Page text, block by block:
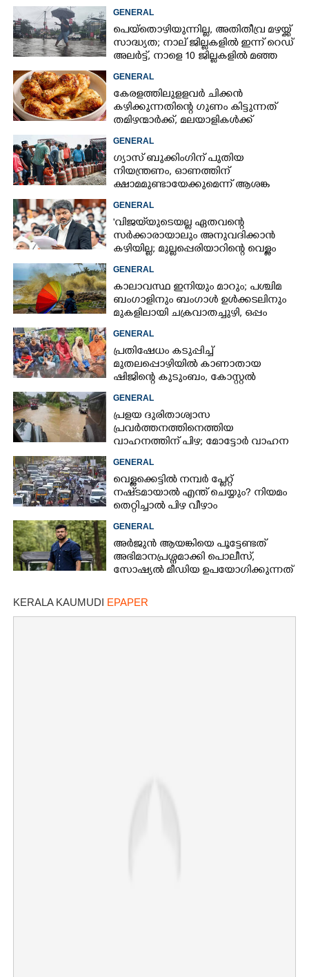
GENERAL
പെയ്തൊഴിയുന്നില്ല, അതിതീവ്ര മഴയ്ക്ക്
സാദ്ധ്യത;​ നാല് ജില്ലകളിൽ ഇന്ന് റെഡ്
അലർട്ട്,​ നാളെ 10 ജില്ലകളിൽ മഞ്ഞ
GENERAL
കേരളത്തിലുളളവർ ചിക്കൻ
കഴിക്കുന്നതിന്റെ ഗുണം കിട്ടുന്നത്
തമിഴന്മാർക്ക്, മലയാളികൾക്ക്
GENERAL
ഗ്യാസ് ബുക്കിംഗിന് പുതിയ
നിയന്ത്രണം, ഓണത്തിന്
ക്ഷാമമുണ്ടായേക്കുമെന്ന് ആശങ്ക
GENERAL
'വിജയ്‌യുടെയല്ല ഏതവന്റെ
സർക്കാരായാലും അനുവദിക്കാൻ
കഴിയില്ല; മുല്ലപ്പെരിയാറിന്റെ വെള്ളം
GENERAL
കാലാവസ്ഥ ഇനിയും മാറും; പശ്ചിമ
ബംഗാളിനും ബംഗാൾ ഉൾക്കടലിനും
മുകളിലായി ചക്രവാതച്ചുഴി, ഒപ്പം
GENERAL
പ്രതിഷേധം കടുപ്പിച്ച്
മുതലപ്പൊഴിയിൽ കാണാതായ
ഷിജിന്റെ കുടുംബം, കോസ്റ്റൽ
കുത്തിയിരിക്കുന്നു
GENERAL
പ്രളയ ദുരിതാശ്വാസ
പ്രവർത്തനത്തിനെത്തിയ
വാഹനത്തിന് പിഴ; മോട്ടോർ വാഹന
GENERAL
വെള്ളക്കെട്ടിൽ നമ്പർ പ്ലേറ്റ്
നഷ്‌ടമായാൽ എന്ത് ചെയ്യും? നിയമം
തെറ്റിച്ചാൽ പിഴ വീഴാം
GENERAL
അർജുൻ ആയങ്കിയെ പൂട്ടേണ്ടത്
അഭിമാനപ്രശ്നമാക്കി പൊലീസ്,
സാേഷ്യൽ മീഡിയ ഉപയോഗിക്കുന്നത്
KERALA KAUMUDI EPAPER